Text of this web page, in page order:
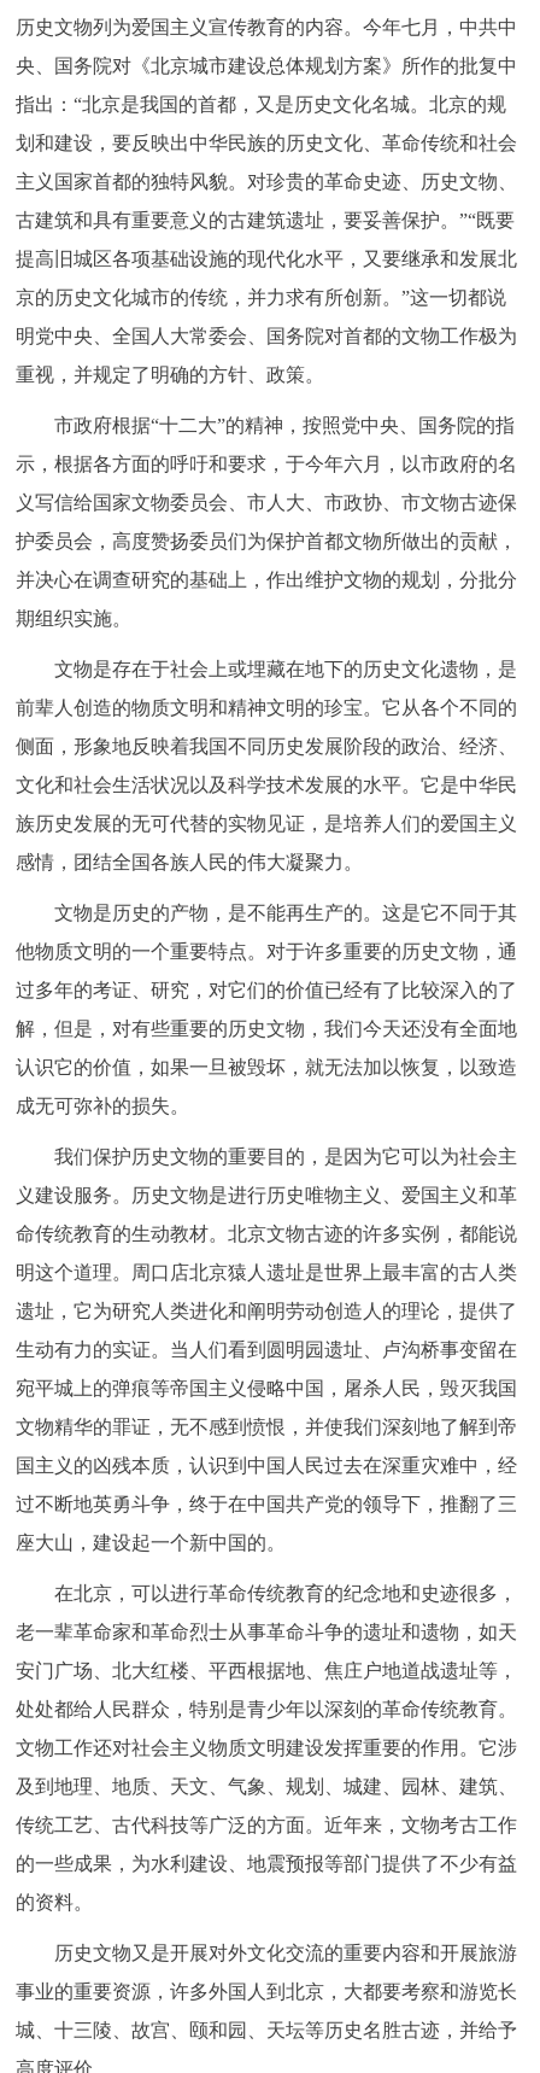
历史文物列为爱国主义宣传教育的内容。今年七月，中共中
央、国务院对《北京城市建设总体规划方案》所作的批复中
指出：“北京是我国的首都，又是历史文化名城。北京的规
划和建设，要反映出中华民族的历史文化、革命传统和社会
主义国家首都的独特风貌。对珍贵的革命史迹、历史文物、
古建筑和具有重要意义的古建筑遗址，要妥善保护。”“既要
提高旧城区各项基础设施的现代化水平，又要继承和发展北
京的历史文化城市的传统，并力求有所创新。”这一切都说
明党中央、全国人大常委会、国务院对首都的文物工作极为
重视，并规定了明确的方针、政策。
市政府根据“十二大”的精神，按照党中央、国务院的指
示，根据各方面的呼吁和要求，于今年六月，以市政府的名
义写信给国家文物委员会、市人大、市政协、市文物古迹保
护委员会，高度赞扬委员们为保护首都文物所做出的贡献，
并决心在调查研究的基础上，作出维护文物的规划，分批分
期组织实施。
文物是存在于社会上或埋藏在地下的历史文化遗物，是
前辈人创造的物质文明和精神文明的珍宝。它从各个不同的
侧面，形象地反映着我国不同历史发展阶段的政治、经济、
文化和社会生活状况以及科学技术发展的水平。它是中华民
族历史发展的无可代替的实物见证，是培养人们的爱国主义
感情，团结全国各族人民的伟大凝聚力。
文物是历史的产物，是不能再生产的。这是它不同于其
他物质文明的一个重要特点。对于许多重要的历史文物，通
过多年的考证、研究，对它们的价值已经有了比较深入的了
解，但是，对有些重要的历史文物，我们今天还没有全面地
认识它的价值，如果一旦被毁坏，就无法加以恢复，以致造
成无可弥补的损失。
我们保护历史文物的重要目的，是因为它可以为社会主
义建设服务。历史文物是进行历史唯物主义、爱国主义和革
命传统教育的生动教材。北京文物古迹的许多实例，都能说
明这个道理。周口店北京猿人遗址是世界上最丰富的古人类
遗址，它为研究人类进化和阐明劳动创造人的理论，提供了
生动有力的实证。当人们看到圆明园遗址、卢沟桥事变留在
宛平城上的弹痕等帝国主义侵略中国，屠杀人民，毁灭我国
文物精华的罪证，无不感到愤恨，并使我们深刻地了解到帝
国主义的凶残本质，认识到中国人民过去在深重灾难中，经
过不断地英勇斗争，终于在中国共产党的领导下，推翻了三
座大山，建设起一个新中国的。
在北京，可以进行革命传统教育的纪念地和史迹很多，
老一辈革命家和革命烈士从事革命斗争的遗址和遗物，如天
安门广场、北大红楼、平西根据地、焦庄户地道战遗址等，
处处都给人民群众，特别是青少年以深刻的革命传统教育。
文物工作还对社会主义物质文明建设发挥重要的作用。它涉
及到地理、地质、天文、气象、规划、城建、园林、建筑、
传统工艺、古代科技等广泛的方面。近年来，文物考古工作
的一些成果，为水利建设、地震预报等部门提供了不少有益
的资料。
历史文物又是开展对外文化交流的重要内容和开展旅游
事业的重要资源，许多外国人到北京，大都要考察和游览长
城、十三陵、故宫、颐和园、天坛等历史名胜古迹，并给予
高度评价。